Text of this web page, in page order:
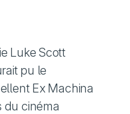
Luke Scott
pu le
Ex Machina
du cinéma